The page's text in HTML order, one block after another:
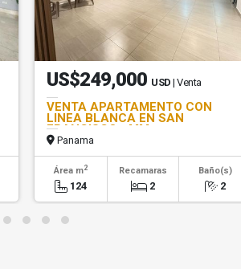
US$249,000 USD | Venta
VENTA APARTAMENTO CON
LINEA BLANCA EN SAN
FRANCISCO - MM
Panama
Área m2
124
Recamaras
2
Baño(s)
2